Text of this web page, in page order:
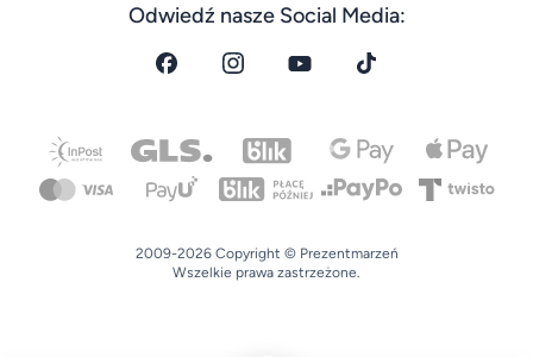
Odwiedź nasze Social Media:
2009-2026 Copyright © Prezentmarzeń
Wszelkie prawa zastrzeżone.